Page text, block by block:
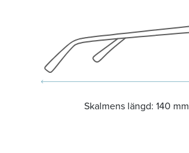
Skalmens längd: 140 mm